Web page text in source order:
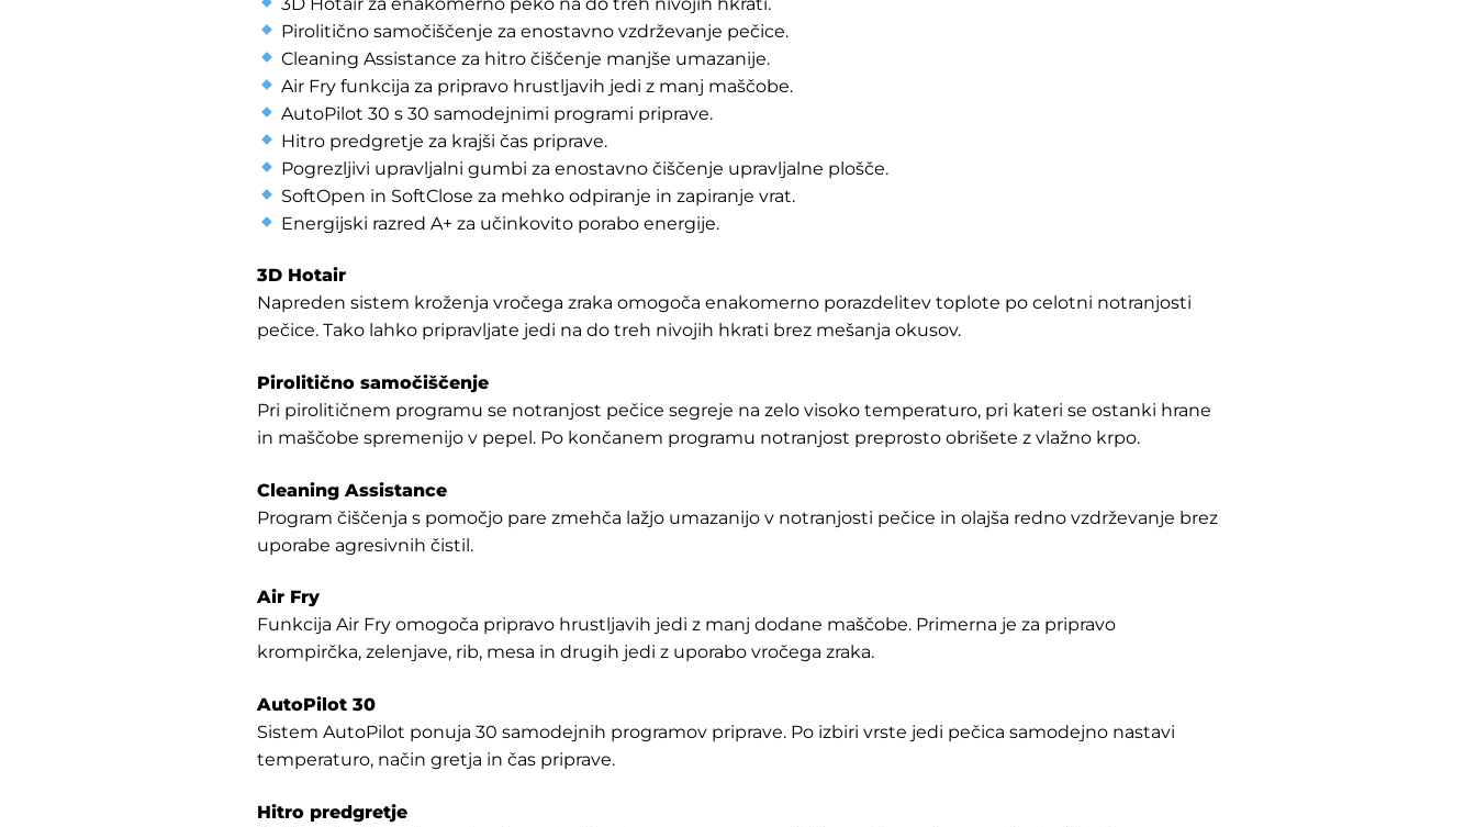
Pirolitično samočiščenje za enostavno vzdrževanje pečice.
Cleaning Assistance za hitro čiščenje manjše umazanije.
Air Fry funkcija za pripravo hrustljavih jedi z manj maščobe.
AutoPilot 30 s 30 samodejnimi programi priprave.
Hitro predgretje za krajši čas priprave.
Pogrezljivi upravljalni gumbi za enostavno čiščenje upravljalne plošče.
SoftOpen in SoftClose za mehko odpiranje in zapiranje vrat.
Energijski razred A+ za učinkovito porabo energije.
3D Hotair
Napreden sistem kroženja vročega zraka omogoča enakomerno porazdelitev toplote po celotni notranjosti
pečice. Tako lahko pripravljate jedi na do treh nivojih hkrati brez mešanja okusov.
Pirolitično samočiščenje
Pri pirolitičnem programu se notranjost pečice segreje na zelo visoko temperaturo, pri kateri se ostanki hrane
in maščobe spremenijo v pepel. Po končanem programu notranjost preprosto obrišete z vlažno krpo.
Cleaning Assistance
Program čiščenja s pomočjo pare zmehča lažjo umazanijo v notranjosti pečice in olajša redno vzdrževanje brez
uporabe agresivnih čistil.
Air Fry
Funkcija Air Fry omogoča pripravo hrustljavih jedi z manj dodane maščobe. Primerna je za pripravo
krompirčka, zelenjave, rib, mesa in drugih jedi z uporabo vročega zraka.
AutoPilot 30
Sistem AutoPilot ponuja 30 samodejnih programov priprave. Po izbiri vrste jedi pečica samodejno nastavi
temperaturo, način gretja in čas priprave.
Hitro predgretje